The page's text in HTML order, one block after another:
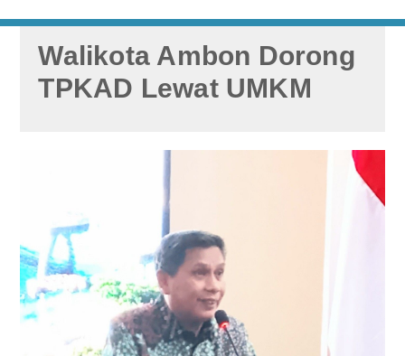
Walikota Ambon Dorong
TPKAD Lewat UMKM